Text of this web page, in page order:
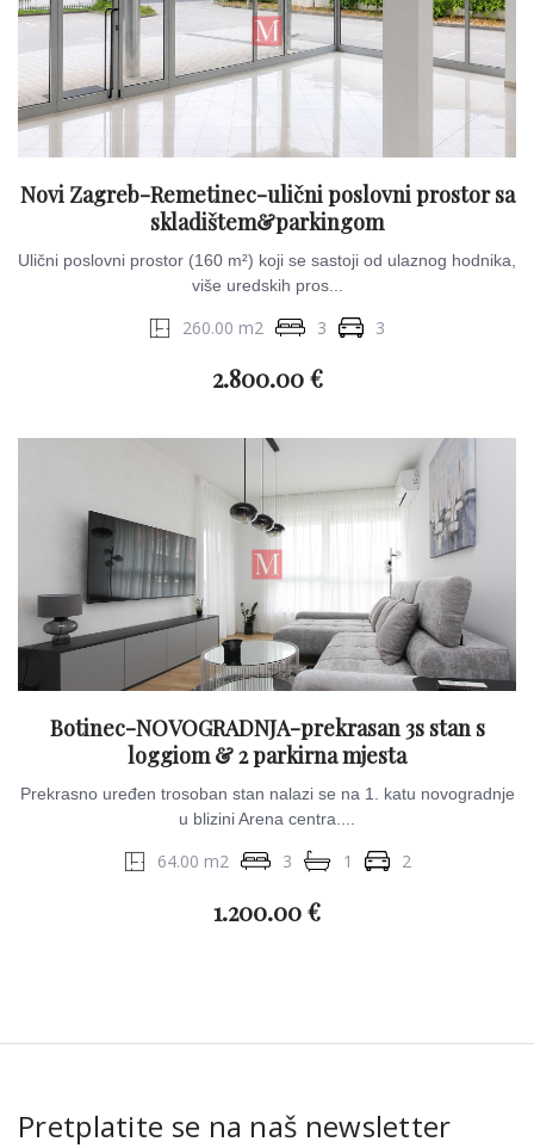
Novi Zagreb-Remetinec-ulični poslovni prostor sa
skladištem&parkingom
Ulični poslovni prostor (160 m²) koji se sastoji od ulaznog hodnika,
više uredskih pros...
260.00 m2 3 3
2.800.00 €
Botinec-NOVOGRADNJA-prekrasan 3s stan s
loggiom & 2 parkirna mjesta
Prekrasno uređen trosoban stan nalazi se na 1. katu novogradnje
u blizini Arena centra....
64.00 m2 3 1 2
1.200.00 €
Pretplatite se na naš newsletter